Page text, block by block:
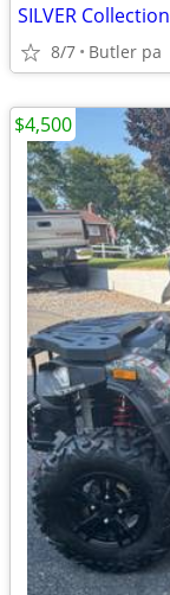
SILVER Collection
8/7 Butler pa
$4,500